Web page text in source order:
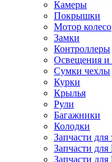
Камеры
Покрышки
Мотор колесо
Замки
Контроллеры
Освещения
Сумки чехлы
Курки
Крылья
Рули
Багажники
Колодки
Запчасти для
Запчасти
Запчасти